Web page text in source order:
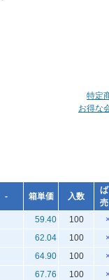
特定
お得な
- 箱単価 入数
59.40 100 ×
62.04 100 ×
64.90 100 ×
67.76 100 ×